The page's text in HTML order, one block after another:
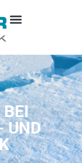
BEI
UND